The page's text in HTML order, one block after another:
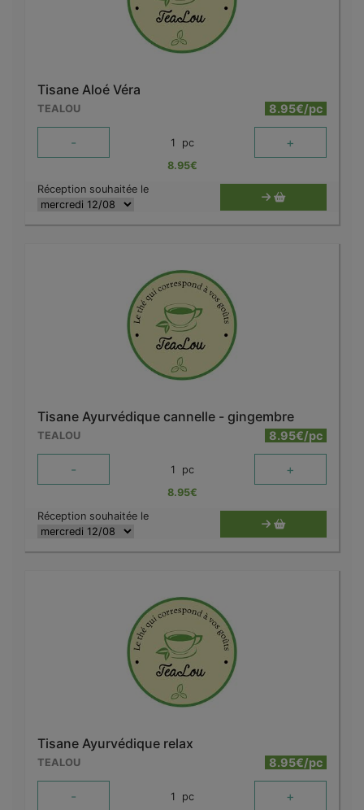
Tisane Aloé Véra
TEALOU 8.95€/pc
- 1 pc +
8.95€
Réception souhaitée le
Tisane Ayurvédique cannelle - gingembre
TEALOU 8.95€/pc
- 1 pc +
8.95€
Réception souhaitée le
Tisane Ayurvédique relax
TEALOU 8.95€/pc
- 1 pc +